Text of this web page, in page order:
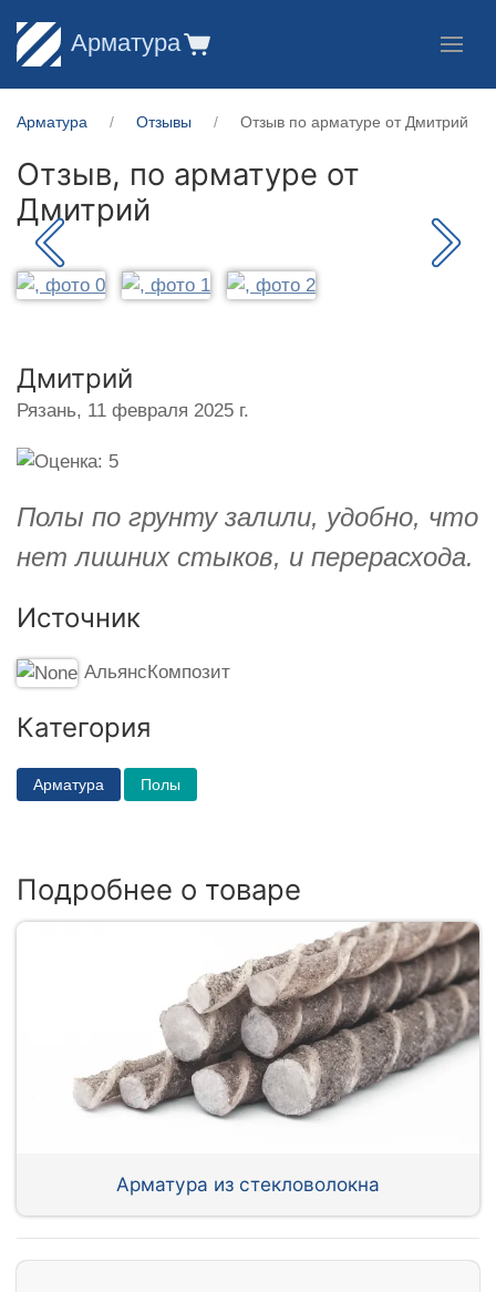
Арматура
Арматура Отзывы Отзыв по арматуре от Дмитрий
Отзыв, по арматуре от
Дмитрий
Дмитрий
Рязань, 11 февраля 2025 г.
Полы по грунту залили, удобно, что
нет лишних стыков, и перерасхода.
Источник
АльянсКомпозит
Категория
Арматура Полы
Подробнее о товаре
Арматура из стекловолокна